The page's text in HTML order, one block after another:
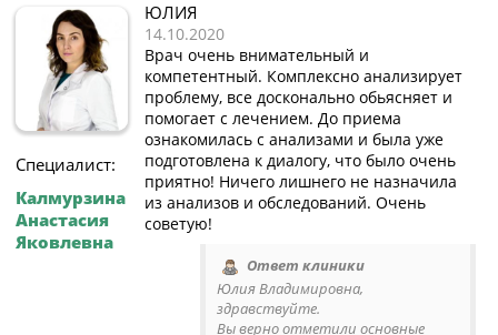
Специалист:
Калмурзина
Анастасия
Яковлевна
ЮЛИЯ
14.10.2020
Врач очень внимательный и
компетентный. Комплексно анализирует
проблему, все досконально обьясняет и
помогает с лечением. До приема
ознакомилась с анализами и была уже
подготовлена к диалогу, что было очень
приятно! Ничего лишнего не назначила
из анализов и обследований. Очень
советую!
Ответ клиники
Юлия Владимировна,
здравствуйте.
Вы верно отметили основные